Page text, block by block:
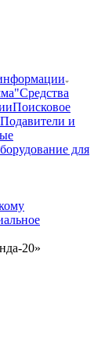
Средства
Поисковое
Подавители и
для
20»